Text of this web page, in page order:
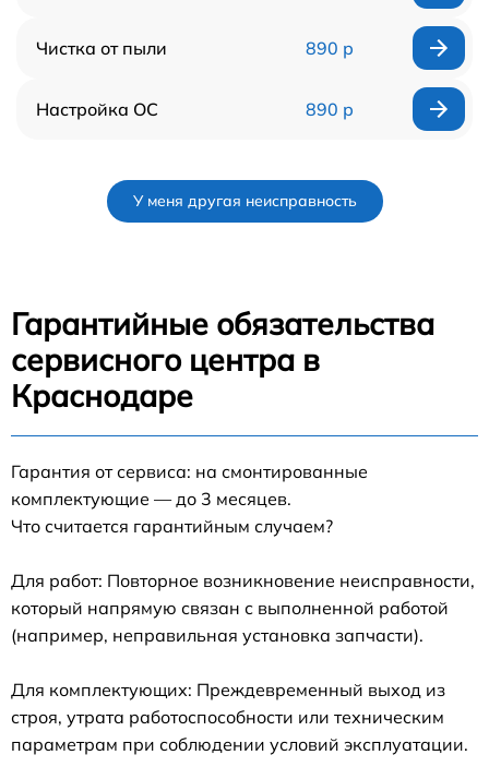
Чистка от пыли 890 р
Настройка ОС 890 р
У меня другая неисправность
Гарантийные обязательства
сервисного центра в
Краснодаре
Гарантия от сервиса: на смонтированные
комплектующие — до 3 месяцев.
Что считается гарантийным случаем?
Для работ: Повторное возникновение неисправности,
который напрямую связан с выполненной работой
(например, неправильная установка запчасти).
Для комплектующих: Преждевременный выход из
строя, утрата работоспособности или техническим
параметрам при соблюдении условий эксплуатации.